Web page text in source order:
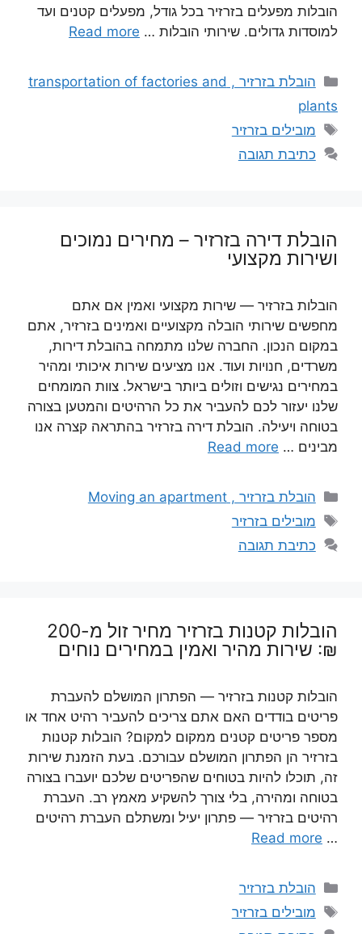
הובלות מפעלים בזרזיר בכל גודל, מפעלים קטנים ועד
למוסדות גדולים. שירותי הובלות … Read more
קטגוריות
הובלת בזרזיר , transportation of factories and
plants
תגיות
מובילים בזרזיר
כתיבת תגובה
הובלת דירה בזרזיר – מחירים נמוכים
ושירות מקצועי
הובלות בזרזיר — שירות מקצועי ואמין אם אתם
מחפשים שירותי הובלה מקצועיים ואמינים בזרזיר, אתם
במקום הנכון. החברה שלנו מתמחה בהובלת דירות,
משרדים, חנויות ועוד. אנו מציעים שירות איכותי ומהיר
במחירים נגישים וזולים ביותר בישראל. צוות המומחים
שלנו יעזור לכם להעביר את כל הרהיטים והמטען בצורה
בטוחה ויעילה. הובלת דירה בזרזיר בהתראה קצרה אנו
מבינים … Read more
קטגוריות
הובלת בזרזיר , Moving an apartment
תגיות
מובילים בזרזיר
כתיבת תגובה
הובלות קטנות בזרזיר מחיר זול מ-200
₪: שירות מהיר ואמין במחירים נוחים
הובלות קטנות בזרזיר — הפתרון המושלם להעברת
פריטים בודדים האם אתם צריכים להעביר רהיט אחד או
מספר פריטים קטנים ממקום למקום? הובלות קטנות
בזרזיר הן הפתרון המושלם עבורכם. בעת הזמנת שירות
זה, תוכלו להיות בטוחים שהפריטים שלכם יועברו בצורה
בטוחה ומהירה, בלי צורך להשקיע מאמץ רב. העברת
רהיטים בזרזיר — פתרון יעיל ומשתלם העברת רהיטים
…
Read more
קטגוריות
הובלת בזרזיר
תגיות
מובילים בזרזיר